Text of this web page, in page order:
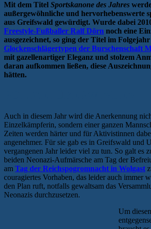
Mit dem Titel Sportskanone des Jahres
außergewöhnliche und hervorhebenswerte
aus Greifswald gewürdigt. Wurde dabei
Freestyle-Fußballer Ralf Dörn noch eine
ausgezeichnet, so ging der Titel im
Glockenschlägertypen der Burschenschaft
mit gazellenartiger Eleganz und stolzem
daran aufkommen ließen, diese
hätten.
Auch in diesem Jahr wird die Anerkennung
Einzelkämpferin, sondern einer ganzen
Zeiten werden härter und für Aktivistinnen
angenehmer. Für sie gab es in Greifswald und
vergangenen Jahr leider viel zu tun. So galt es
beiden Neonazi-Aufmärsche am Tag der
am Tag der Reichspogromnacht in Wolgast
couragiertes Vorhaben, das leider auch immer
den Plan ruft, notfalls gewaltsam das
Neonazis durchzusetzen.
Um